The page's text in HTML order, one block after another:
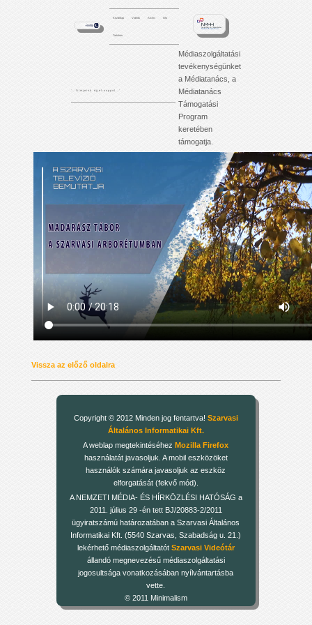
Kezdőlap Videók Archív Info
Tartalom
'. . . f i l m j e i n k é j j e l - n a p p a l . . .'
Médiaszolgáltatási
tevékenységünket
a Médiatanács, a
Médiatanács
Támogatási
Program
keretében
támogatja.
Vissza az előző oldalra
Copyright © 2012 Minden jog fentartva! Szarvasi
Általános Informatikai Kft.
A weblap megtekintéséhezMozilla Firefox
használatát javasoljuk. A mobil eszközöket
használók számára javasoljuk az eszköz
elforgatását (fekvő mód).
A NEMZETI MÉDIA- ÉS HÍRKÖZLÉSI HATÓSÁG a
2011. július 29 -én tett BJ/20883-2/2011
ügyiratszámú határozatában a Szarvasi Általános
Informatikai Kft. (5540 Szarvas, Szabadság u. 21.)
lekérhető médiaszolgáltatót Szarvasi Videótár
állandó megnevezésű médiaszolgáltatási
jogosultsága vonatkozásában nyílvántartásba
vette.
© 2011 Minimalism